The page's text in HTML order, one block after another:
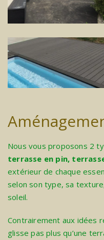
Nous vous proposons 2
terrasse en pin,
extérieur de chaque
selon son type, sa
soleil.
Contrairement aux idées
glisse pas plus qu’une